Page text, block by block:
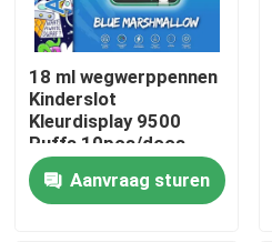
Huis
Producten
Video's
18 ml wegwerppennen
Kinderslot
Kleurdisplay 9500
Puffs 10pcs/doos
Aanvraag sturen